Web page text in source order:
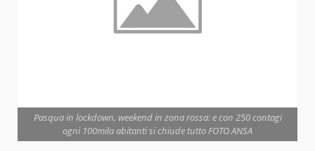
Pasqua in lockdown, weekend in zona rossa: e con 250 contagi
ogni 100mila abitanti si chiude tutto FOTO ANSA